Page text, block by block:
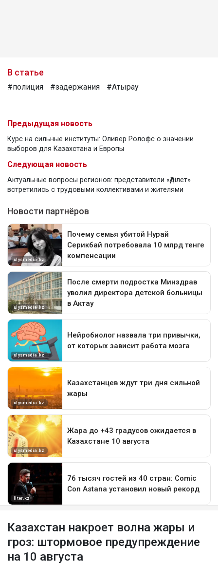
В статье
#полиция #задержания #Атырау
Предыдущая новость
Курс на сильные институты: Оливер Ролофс о значении
выборов для Казахстана и Европы
Следующая новость
Актуальные вопросы регионов: представители «Әділет»
встретились с трудовыми коллективами и жителями
Казахстан накроет волна жары и
гроз: штормовое предупреждение
на 10 августа